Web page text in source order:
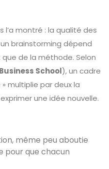
l’a montré : la qualité des
brainstorming dépend
de la méthode. Selon
School), un cadre
multiplie par deux la
une idée nouvelle.
même peu aboutie
pour que chacun